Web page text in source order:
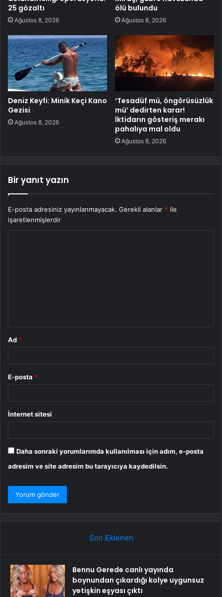
25 gözaltı
Ağustos 8, 2026
ölü bulundu
Ağustos 8, 2026
Deniz Keyfi: Minik Keçi Kano
Gezisi
Ağustos 8, 2026
‘Tesadüf mü, öngörüsüzlük
mü’ dedirten karar!
İktidarın gösteriş merakı
pahalıya mal oldu
Ağustos 8, 2026
Bir yanıt yazın
E-posta adresiniz yayınlanmayacak. Gerekli alanlar * ile
işaretlenmişlerdir
Ad *
E-posta *
İnternet sitesi
Daha sonraki yorumlarımda kullanılması için adım, e-posta
adresim ve site adresim bu tarayıcıya kaydedilsin.
Son Eklenen
Bennu Gerede canlı yayında
boynundan çıkardığı kolye uygunsuz
yetişkin eşyası çıktı